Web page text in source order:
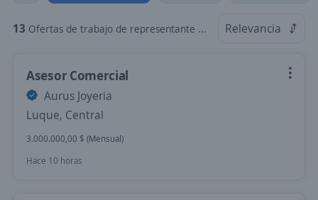
13 Ofertas de trabajo de representante comercial en Central Relevancia
Asesor Comercial
Aurus Joyeria
Luque, Central
3.000.000,00 $ (Mensual)
Hace 10 horas